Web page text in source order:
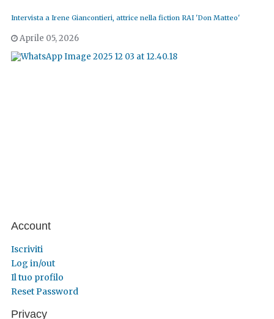
Intervista a Irene Giancontieri, attrice nella fiction RAI 'Don Matteo'
Aprile 05, 2026
Account
Iscriviti
Log in/out
Il tuo profilo
Reset Password
Privacy